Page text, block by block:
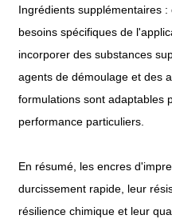
Ingrédients supplémentaires
besoins spécifiques de
incorporer des substances
agents de démoulage et des
formulations sont adaptables
performance particuliers.
En résumé, les encres
durcissement rapide, leur
résilience chimique et leur